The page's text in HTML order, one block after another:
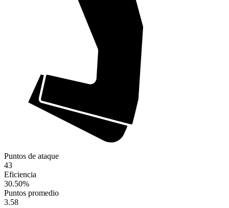
Puntos de ataque
43
Eficiencia
30.50%
Puntos promedio
3.58